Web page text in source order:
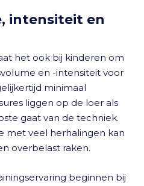
intensiteit en
het ook bij kinderen om
en -intensiteit voor
minimaal
liggen op de loer als
gaat van de techniek.
met veel herhalingen kan
overbelast raken.
beginnen bij